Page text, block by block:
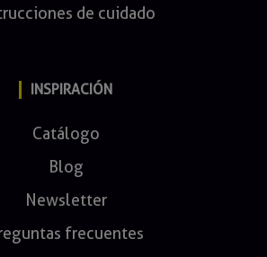
de cuidado
INSPIRACIÓN
Catálogo
Blog
Newsletter
frecuentes